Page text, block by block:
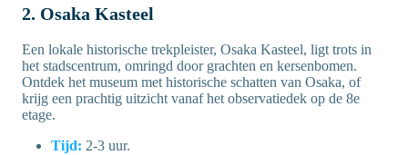
2. Osaka Kasteel
Een lokale historische trekpleister, Osaka Kasteel, ligt trots in
het stadscentrum, omringd door grachten en kersenbomen.
Ontdek het museum met historische schatten van Osaka, of
krijg een prachtig uitzicht vanaf het observatiedek op de 8e
etage.
Tijd: 2-3 uur.